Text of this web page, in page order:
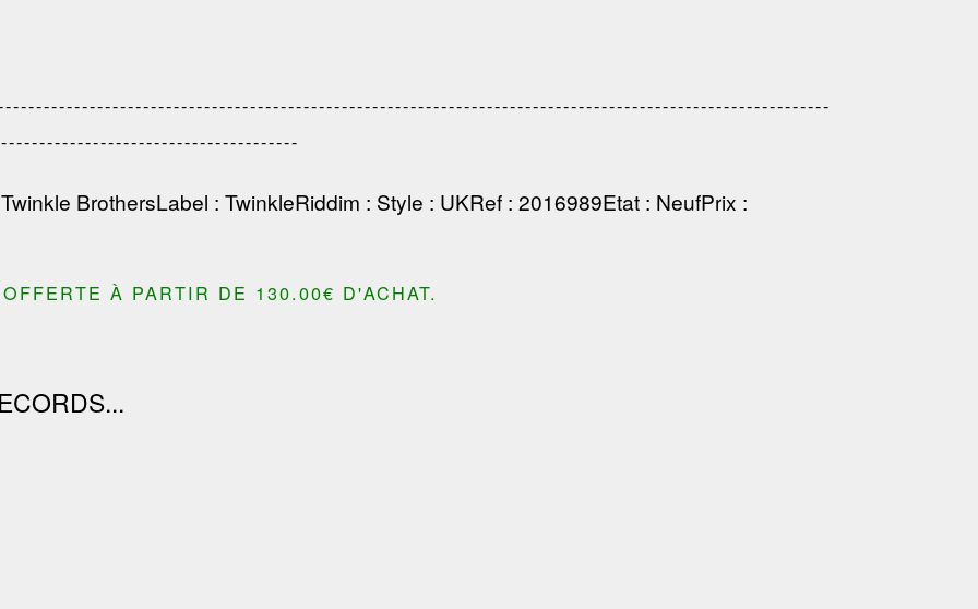
Twinkle BrothersLabel :TwinkleRiddim : Style : UKRef : 2016989Etat : NeufPrix :
À PARTIR DE 130.00€ D'ACHAT.